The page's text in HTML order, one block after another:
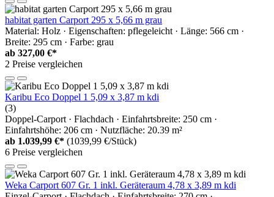
habitat garten Carport 295 x 5,66 m grau
Material: Holz · Eigenschaften: pflegeleicht · Länge: 566 cm ·
Breite: 295 cm · Farbe: grau
ab 327,00 €*
2 Preise vergleichen
Karibu Eco Doppel 1 5,09 x 3,87 m kdi
(3)
Doppel-Carport · Flachdach · Einfahrtsbreite: 250 cm ·
Einfahrtshöhe: 206 cm · Nutzfläche: 20.39 m²
ab 1.039,99 €* (1039,99 €/Stück)
6 Preise vergleichen
Weka Carport 607 Gr. 1 inkl. Geräteraum 4,78 x 3,89 m kdi